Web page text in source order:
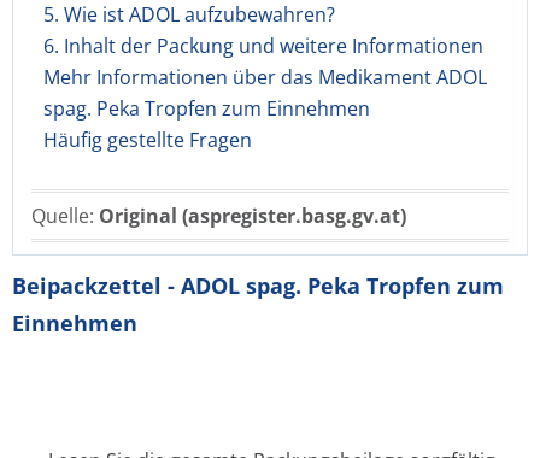
5. Wie ist ADOL aufzubewahren?
6. Inhalt der Packung und weitere Informationen
Mehr Informationen über das Medikament ADOL
spag. Peka Tropfen zum Einnehmen
Häufig gestellte Fragen
Quelle: Original (aspregister.basg.gv.at)
Beipackzettel - ADOL spag. Peka Tropfen zum
Einnehmen